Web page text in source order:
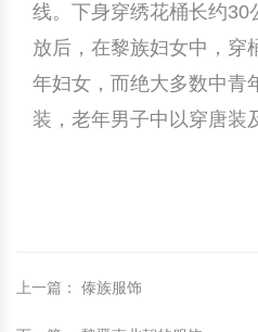
中华民居
中华文脉
木雕
紫砂壶
中国结
中华民居
中华文脉
木雕
紫砂壶
中国结
线。下身穿绣花桶长约30
放后，在黎族妇女中，穿
年妇女，而绝大多数中青
装，老年男子中以穿唐装
上一篇 ： 傣族服饰